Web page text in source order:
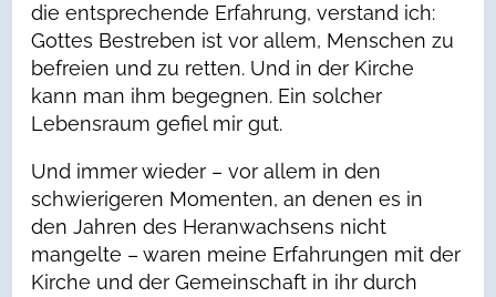
die entsprechende Erfahrung, verstand ich:
Gottes Bestreben ist vor allem, Menschen zu
befreien und zu retten. Und in der Kirche
kann man ihm begegnen. Ein solcher
Lebensraum gefiel mir gut.
Und immer wieder – vor allem in den
schwierigeren Momenten, an denen es in
den Jahren des Heranwachsens nicht
mangelte – waren meine Erfahrungen mit der
Kirche und der Gemeinschaft in ihr durch